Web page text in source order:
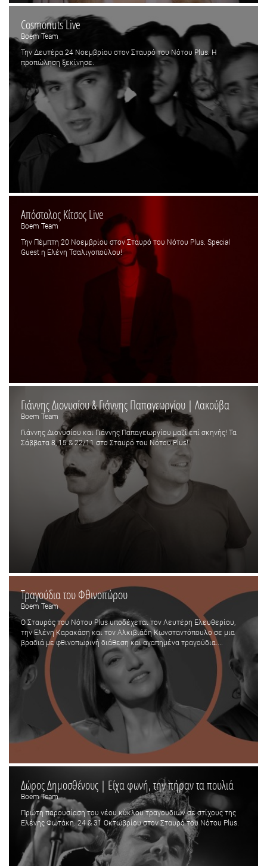
Cosmonuts Live
Boem Team
Την Δευτέρα 24 Νοεμβρίου στον Σταυρό του Νότου Plus. Η
προπώληση ξεκίνησε.
Απόστολος Κίτσος Live
Boem Team
Την Πέμπτη 20 Νοεμβρίου στον Σταυρό του Νότου Plus. Special
Guest η Ελένη Τσαλιγοπούλου!
Γιάννης Διονυσίου & Γιάννης Παπαγεωργίου | Λακούβα
Boem Team
Γιάννης Διονυσίου και Γιάννης Παπαγεωργίου μαζί επί σκηνής! Τα
Σάββατα 8, 15 & 22/11 στο Σταυρό του Νότου Plus!
Τραγούδια του Φθινοπώρου
Boem Team
Ο Σταυρός του Νότου Plus υποδέχεται τον Λευτέρη Ελευθερίου,
την Ελένη Καρακάση και τον Αλκιβιάδη Κωνσταντόπουλο σε μια
βραδιά με φθινοπωρινή διάθεση και αγαπημένα τραγούδια....
Δώρος Δημοσθένους | Είχα φωνή, την πήραν τα πουλιά
Boem Team
Πρώτη παρουσίαση του νέου κύκλου τραγουδιών σε στίχους της
Ελένης Φωτάκη. 24 & 31 Οκτωβρίου στον Σταυρό του Νότου Plus.